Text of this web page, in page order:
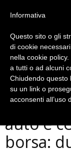
Cronaca
Terni,
auto e
borsa:
Informativa
Questo sito o gli
di cookie
nella cookie
a tutti o ad alcuni
Chiudendo questo
su un link o
acconsenti all’uso